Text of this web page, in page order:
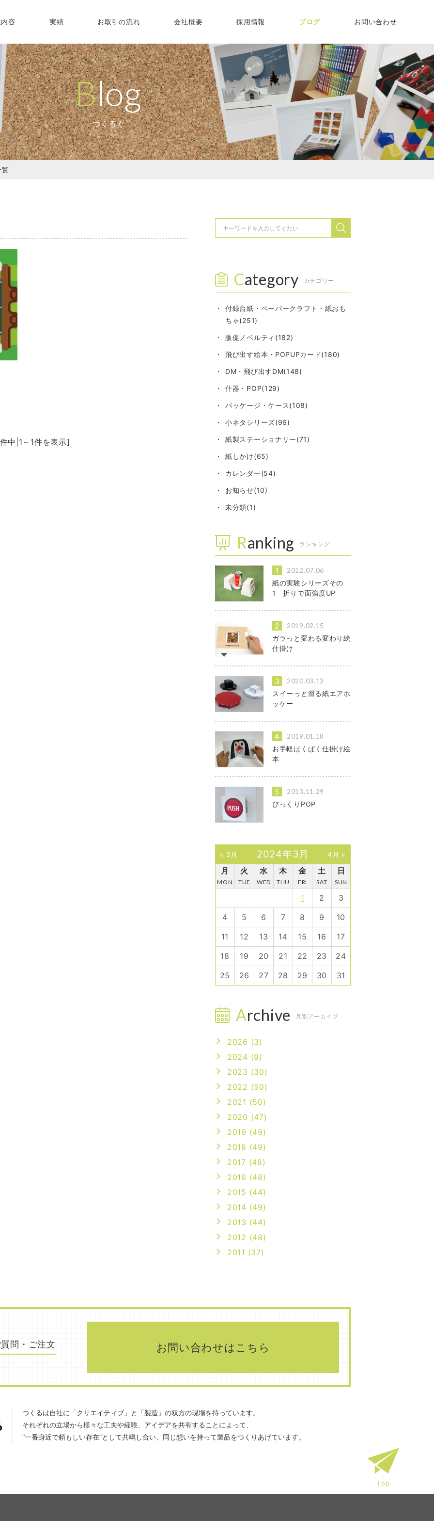
容 実績 お取引の流れ 会社概要 採用情報 ブログ お問い合わせ
Blog
つくるぐ
中|1～1件を表示]
Category カテゴリー
付録台紙・ペーパークラフト・紙おも
ちゃ(251)
販促ノベルティ(182)
飛び出す絵本・POPUPカード(180)
DM・飛び出すDM(148)
什器・POP(129)
パッケージ・ケース(108)
小ネタシリーズ(96)
紙製ステーショナリー(71)
紙しかけ(65)
カレンダー(54)
お知らせ(10)
未分類(1)
Ranking ランキング
2012.07.06
紙の実験シリーズその
1 折りで面強度UP
2019.02.15
ガラっと変わる変わり絵
仕掛け
2020.03.13
スイーっと滑る紙エアホ
ッケー
2019.01.18
お手軽ぱくぱく仕掛け絵
本
2013.11.29
びっくりPOP
« 2月 2024年3月 4月 »
月
MON
火
TUE
水
WED
木
THU
金
FRI
土
SAT
日
SUN
1 2
3
4
5 6 7 8 9
10
11
12 13 14 15 16
17
18
19 20 21 22 23
24
25
26 27 28 29 30 31
Archive 月別アーカイブ
2026 (3)
2024 (9)
2023 (30)
2022 (50)
2021 (50)
2020 (47)
2019 (49)
2018 (49)
2017 (48)
2016 (48)
2015 (44)
2014 (49)
2013 (44)
2012 (48)
2011 (37)
問・ご注文 お問い合わせはこちら
つくるは自社に「クリエイティブ」と「製造」の双方の現場を持っています。
それぞれの立場から様々な工夫や経験、アイデアを共有することによって、
“一番身近で頼もしい存在”として共鳴し合い、同じ想いを持って製品をつくりあげています。
Top